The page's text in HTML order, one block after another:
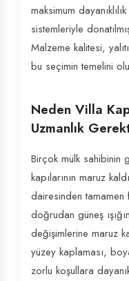
maksimum
sistemleriyle
Malzeme kalitesi,
bu seçimin temelini
Neden Villa
Uzmanlık
Birçok mülk sahibinin
kapılarının maruz
dairesinden tamamen
doğrudan güneş
değişimlerine maruz
yüzey kaplaması,
zorlu koşullara